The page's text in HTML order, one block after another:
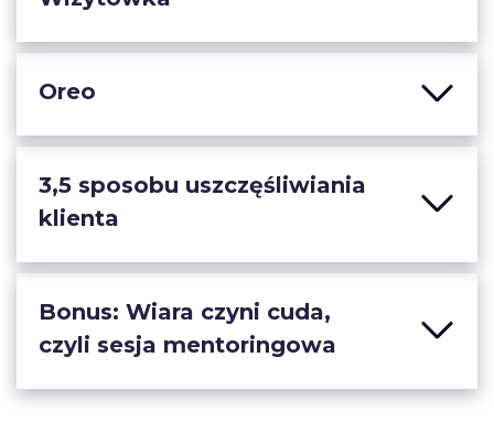
Oreo
3,5 sposobu uszczęśliwiania
klienta
Bonus: Wiara czyni cuda,
czyli sesja mentoringowa